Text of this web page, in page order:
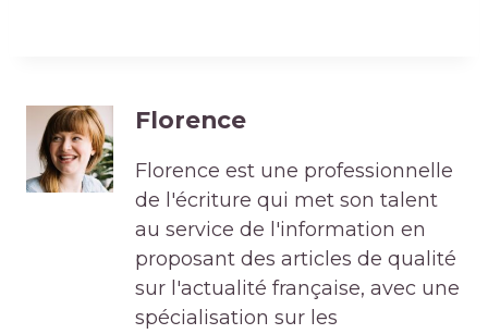
Florence
Florence est une professionnelle
de l'écriture qui met son talent
au service de l'information en
proposant des articles de qualité
sur l'actualité française, avec une
spécialisation sur les